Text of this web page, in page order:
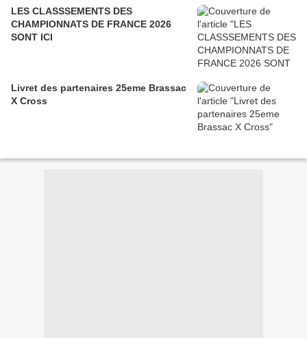
LES CLASSSEMENTS DES
CHAMPIONNATS DE FRANCE 2026
SONT ICI
Livret des partenaires 25eme Brassac
X Cross